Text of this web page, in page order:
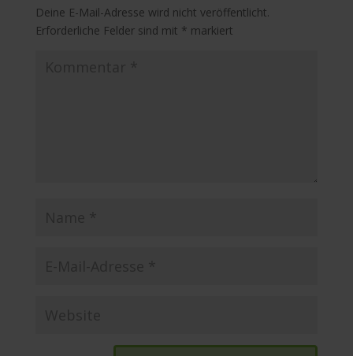
Deine E-Mail-Adresse wird nicht veröffentlicht.
Erforderliche Felder sind mit * markiert